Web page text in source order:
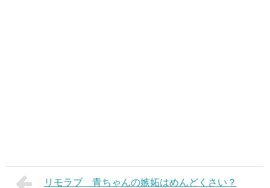
リモラブ 青ちゃんの嫉妬はめんどくさい？